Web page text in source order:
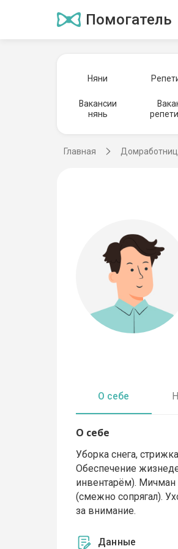
Помогатель
Няни
Вакансии
нянь
Главная
О себе
О себе
Уборка снега,
Обеспечение
инвентарём). Мичман
(смежно сопрягал).
за внимание.
Данные